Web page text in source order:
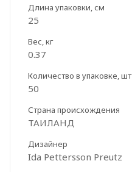
Длина упаковки, см
25
Вес, кг
0.37
Количество в упаковке, шт
50
Страна происхождения
ТАИЛАНД
Дизайнер
Ida Pettersson Preutz